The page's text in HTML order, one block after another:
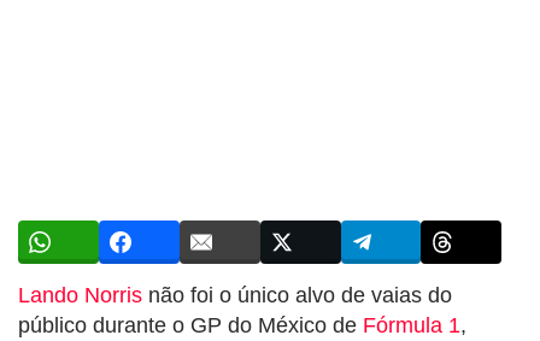
Lando Norris não foi o único alvo de vaias do
público durante o GP do México de Fórmula 1,